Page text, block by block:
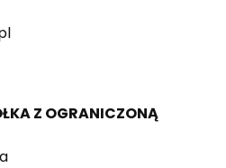
Z OGRANICZONĄ